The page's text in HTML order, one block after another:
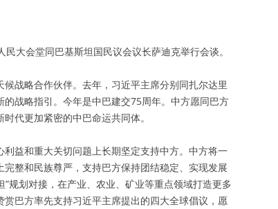
大会堂同巴基斯坦国民议会议长萨迪克举行会谈。
战略合作伙伴。去年，习近平主席分别同扎尔达里
战略指引。今年是中巴建交75周年。中方愿同巴方
代更加紧密的中巴命运共同体。
益和重大关切问题上长期坚定支持中方。中方将一
整和民族尊严，支持巴方保持团结稳定、实现发展
”规划对接，在产业、农业、矿业等重点领域打造更多
巴方率先支持习近平主席提出的四大全球倡议，愿